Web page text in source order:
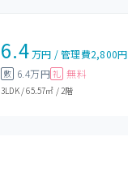
6.4万円 /管理費2,800円
敷 6.4万円 礼 無料
3LDK/65.57㎡ / 2階